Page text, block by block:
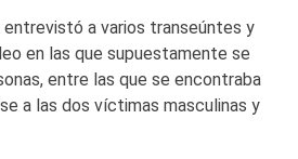
a varios transeúntes y
en las que supuestamente se
entre las que se encontraba
a las dos víctimas masculinas y